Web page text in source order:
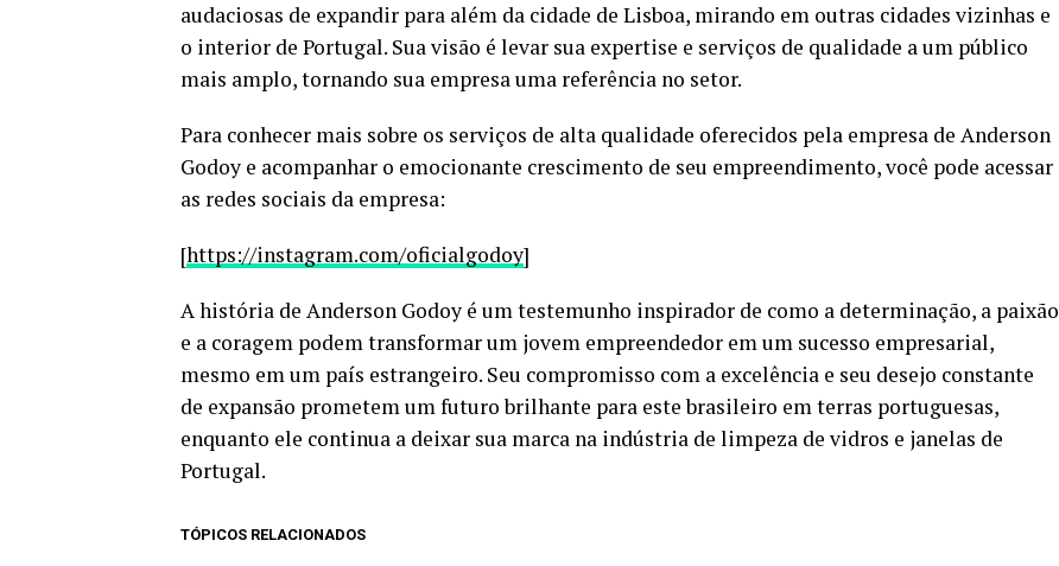
audaciosas de expandir para além da cidade de Lisboa, mirando em outras cidades vizinhas e
o interior de Portugal. Sua visão é levar sua expertise e serviços de qualidade a um público
mais amplo, tornando sua empresa uma referência no setor.
Para conhecer mais sobre os serviços de alta qualidade oferecidos pela empresa de Anderson
Godoy e acompanhar o emocionante crescimento de seu empreendimento, você pode acessar
as redes sociais da empresa:
[https://instagram.com/oficialgodoy]
A história de Anderson Godoy é um testemunho inspirador de como a determinação, a paixão
e a coragem podem transformar um jovem empreendedor em um sucesso empresarial,
mesmo em um país estrangeiro. Seu compromisso com a excelência e seu desejo constante
de expansão prometem um futuro brilhante para este brasileiro em terras portuguesas,
enquanto ele continua a deixar sua marca na indústria de limpeza de vidros e janelas de
Portugal.
TÓPICOS RELACIONADOS